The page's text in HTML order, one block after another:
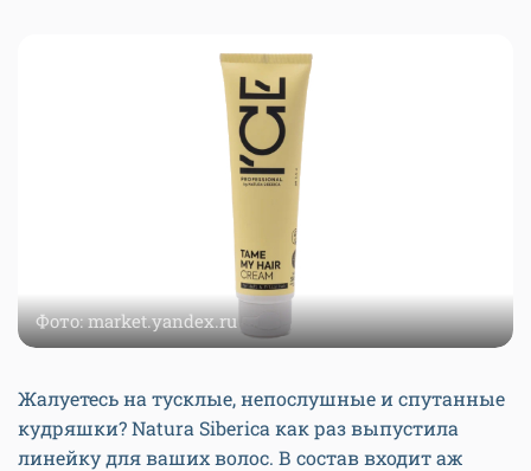
Фото: market.yandex.ru
Жалуетесь на тусклые, непослушные и спутанные
кудряшки? Natura Siberica как раз выпустила
линейку для ваших волос. В состав входит аж